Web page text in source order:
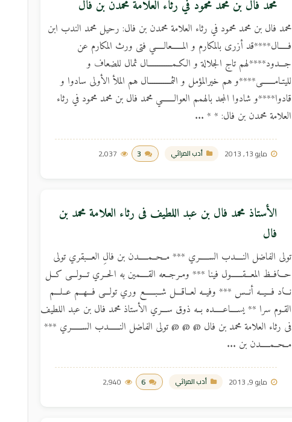
محمد فال بن محمد محمود في رثاء العلامة محمدن بن فال
مايو 13, 2013 أدب المراثي 3
2,037
محمد فال بن محمد محمود في رثاء العلامة محمدن بن فال: رحيل محمد الندب ابن
فـــــال****قد أزرى بالمكارم و المــــــعالـــــي فتى ورث المكارم عن
جـــدود****لهم تاج الجلالة و الكـمـــــــــــــال ثمال للضعاف و
لليتـامـــــــى****و هم خيرالمؤمل و الثمــــــــــــال هم الملأ الأولى سادوا و
قادوا****و شادوا المجد بالهمم العوالـــــــي محمد فال بن محمد محمود في رثاء
العلامة محمدن بن فال: * * ...
الأستاذ محمد فال بن عبد اللطيف فى رثاء العلامة محمد بن
فال
مايو 9, 2013 أدب المراثي 6
2,940
تولى الفاضل النــــدب الســـــري *** مــحــمـــــدن بن فالِ العـــبقري تولى
حـــافــظ المعـــقــــــول فينا *** ومـرجــعه القــــمين به الحــري تـــولـــى كــل
نـــاد فـــيــه أنــس *** وفيــه لعــاقـــل شــبــــــع وري تولـــى فـــهــم عــلـــم
القـوم سرا ** يســــاعـــــده بــه ذوق ســـري الأستاذ محمد فال بن عبد اللطيف
فى رثاء العلامة محمد بن فال @ @ @ تولى الفاضل النــــــدب الســــــري ***
مــحــمـــــدن بن ...